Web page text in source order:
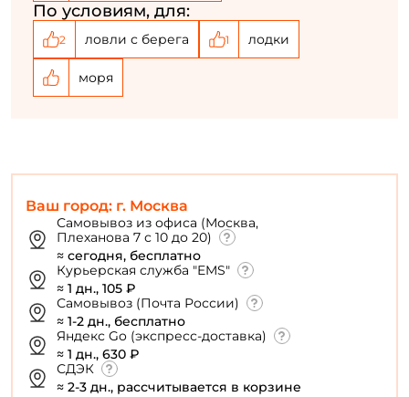
Ваш город: г. Москва
Самовывоз из офиса (Москва,
Плеханова 7 с 10 до 20)
≈ сегодня, бесплатно
Курьерская служба "EMS"
≈ 1 дн., 105 ₽
Самовывоз (Почта России)
≈ 1-2 дн., бесплатно
Яндекс Go (экспресс-доставка)
≈ 1 дн., 630 ₽
СДЭК
≈ 2-3 дн., рассчитывается в корзине
По условиям, для:
2 ловли с берега 1 лодки
моря